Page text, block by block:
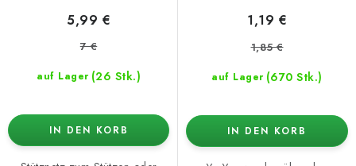
auf Lager (26 Stk.)
5,99 €
7 €
IN DEN KORB
auf Lager (670 Stk.)
1,19 €
1,85 €
IN DEN KORB